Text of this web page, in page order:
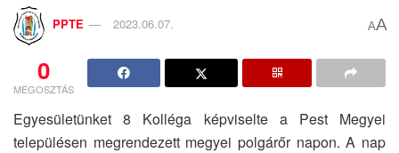
PPTE 2023.06.07. AA
0
MEGOSZTÁS
Egyesületünket 8 Kolléga képviselte a Pest Megyei
településen megrendezett megyei polgárőr napon. A nap